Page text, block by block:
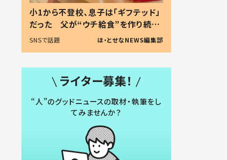
小1から不登校、息子は「ギフテッド」
だった 父が“ウチ給食”を作り続け
る理由とは #令和の親 #令和の子
SNSで話題 ほ・とせなNEWS編集部
ライター募集！
“人”のグッドニュースの取材・執筆をし
てみませんか？